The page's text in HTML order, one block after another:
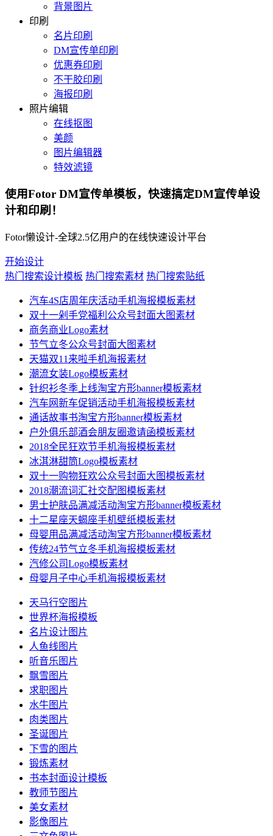
背景图片
印刷
名片印刷
DM宣传单印刷
优惠券印刷
不干胶印刷
海报印刷
照片编辑
在线抠图
美颜
图片编辑器
特效滤镜
使用Fotor DM宣传单模板， 快速搞定DM宣传单设
计和印刷！
Fotor懒设计-全球2.5亿用户的在线快速设计平台
开始设计
热门搜索设计模板 热门搜索素材 热门搜索贴纸
汽车4S店周年庆活动手机海报模板素材
双十一剁手党福利公众号封面大图素材
商务商业Logo素材
节气立冬公众号封面大图素材
天猫双11来啦手机海报素材
潮流女装Logo模板素材
针织衫冬季上线淘宝方形banner模板素材
汽车网新车促销活动手机海报模板素材
通话故事书淘宝方形banner模板素材
户外俱乐部酒会朋友圈邀请函模板素材
2018全民狂欢节手机海报模板素材
冰淇淋甜筒Logo模板素材
双十一购物狂欢公众号封面大图模板素材
2018潮流词汇社交配图模板素材
男士护肤品满减活动淘宝方形banner模板素材
十二星座天蝎座手机壁纸模板素材
母婴用品满减活动淘宝方形banner模板素材
传统24节气立冬手机海报模板素材
汽修公司Logo模板素材
母婴月子中心手机海报模板素材
天马行空图片
世界杯海报模板
名片设计图片
人鱼线图片
听音乐图片
飘雪图片
求职图片
水牛图片
肉类图片
圣诞图片
下雪的图片
锻炼素材
书本封面设计模板
教师节图片
美女素材
影像图片